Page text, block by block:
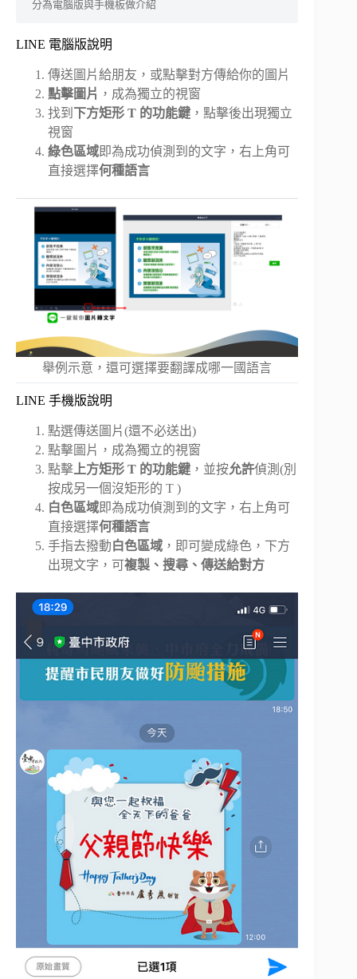
分為電腦版與手機板做介紹
LINE 電腦版說明
傳送圖片給朋友，或點擊對方傳給你的圖片
點擊圖片 ，成為獨立的視窗
找到 下方矩形 T 的功能鍵 ，點擊後出現獨立
視窗
綠色區域即為成功偵測到的文字，右上角可
直接選擇何種語言
舉例示意，還可選擇要翻譯成哪一國語言
LINE 手機版說明
點選傳送圖片(還不必送出)
點擊圖片，成為獨立的視窗
點擊上方矩形 T 的功能鍵 ，並按允許偵測(別
按成另一個沒矩形的 T )
白色區域即為成功偵測到的文字，右上角可
直接選擇何種語言
手指去撥動 白色區域 ，即可變成綠色，下方
出現文字，可 複製、搜尋、傳送給對方